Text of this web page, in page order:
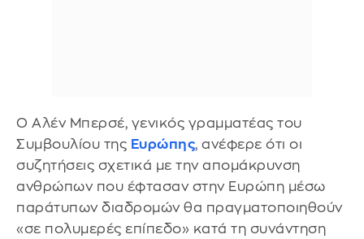
Ο Αλέν Μπερσέ, γενικός γραμματέας του
Συμβουλίου της Ευρώπης, ανέφερε ότι οι
συζητήσεις σχετικά με την απομάκρυνση
ανθρώπων που έφτασαν στην Ευρώπη μέσω
παράτυπων διαδρομών θα πραγματοποιηθούν
«σε πολυμερές επίπεδο» κατά τη συνάντηση